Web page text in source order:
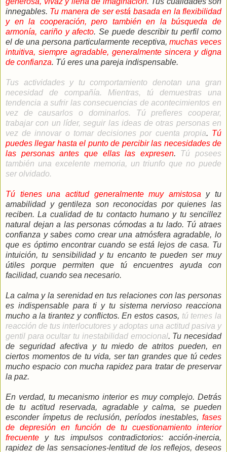
innegables. Tu manera de ser está basada en la flexibilidad
y en la cooperación, pero también en la búsqueda de
armonía, cariño y afecto. Se puede describir tu perfil como
el de una persona particularmente receptiva,muchas veces
intuitiva, siempre agradable, generalmente sincera y digna
de confianza. Tú eres una pareja indispensable.
Tus actividades y tu comportamiento denotan una gran
necesidad de compañía. Mientras, tú demuestras una
tendencia a sufrir las consecuencias de acontecimientos en
vez de causarlos o dominarlos. Tú prefieres cooperar,
trabajar con un líder, seguir las ideas de otras personas en
vez de innovar o tomar decisiones por cuenta propia. Tú
puedes llegar hasta el punto de percibir las necesidades de
las personas antes que ellas las expresen. Tú posees
también una excelente memoria, un triunfo que no puede
ser olvidado.
Tú tienes una actitud generalmente muy amistosa y tu
amabilidad y gentileza son reconocidas por quienes las
reciben. La cualidad de tu contacto humano y tu sencillez
natural dejan a las personas cómodas a tu lado. Tú atraes
confianza y sabes como crear una atmósfera agradable, lo
que es óptimo encontrar cuando se está lejos de casa. Tu
intuición, tu sensibilidad y tu encanto te pueden ser muy
útiles porque permiten que tú encuentres ayuda con
facilidad, cuando sea necesario.
La calma y la serenidad en tus relaciones con las personas
es indispensable para ti y tu sistema nervioso reacciona
mucho a la tirantez y conflictos. En estos casos, tú temes la
reacción de tus interlocutores y adoptas una actitud pasiva y
gentil para ocultar tu inestabilidad emocional. Tu necesidad
de seguridad afectiva y tu miedo de atritos pueden, en
ciertos momentos de tu vida, ser tan grandes que tú cedes
mucho espacio con mucha rapidez para tratar de preservar
la paz.
En verdad, tu mecanismo interior es muy complejo. Detrás
de tu actitud reservada, agradable y calma, se pueden
esconder ímpetus de reclusión, períodos inestables, fases
de depresión en función de tu cuestionamiento interior
frecuente y tus impulsos contradictorios: acción-inercia,
rapidez de las sensaciones-lentitud de los reflejos, deseos